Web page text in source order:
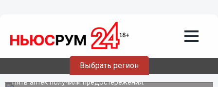
Выбрать регион
Нижегородская прокуратура
подтвердила дефицит лекарств и
завышение цен в аптеках
Пять аптек получили предостережения.